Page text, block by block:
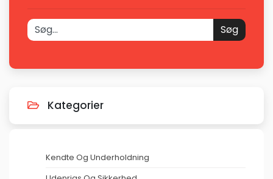
Søg
Kategorier
Kendte Og Underholdning